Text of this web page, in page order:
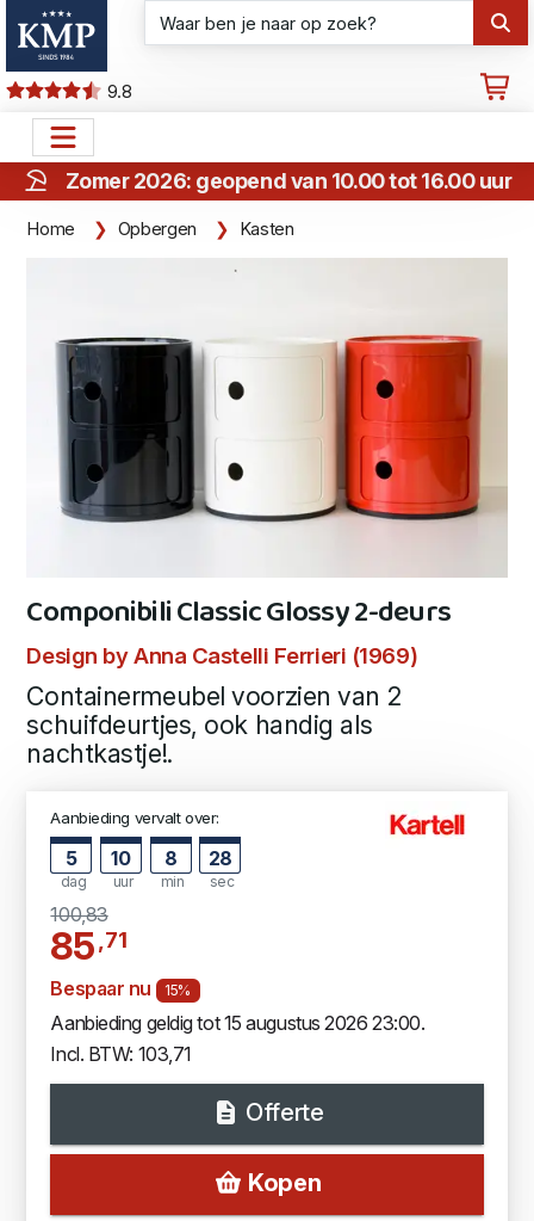
9.8
Zomer 2026: geopend van 10.00 tot 16.00 uur
Home Opbergen Kasten
Componibili Classic Glossy 2-deurs
Design by Anna Castelli Ferrieri (1969)
Containermeubel voorzien van 2
schuifdeurtjes, ook handig als
nachtkastje!.
Aanbieding vervalt over:
5
dag
10
uur
8
min
27
sec
100,83
85,71
Bespaar nu 15%
Aanbieding geldig tot 15 augustus 2026 23:00.
Incl. BTW: 103,71
Offerte
Kopen